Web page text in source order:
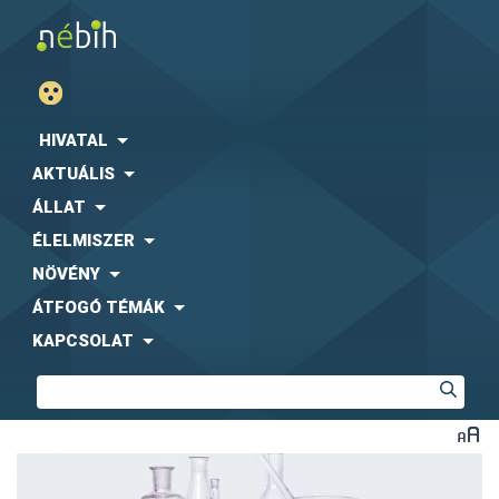
HIVATAL
AKTUÁLIS
ÁLLAT
ÉLELMISZER
NÖVÉNY
ÁTFOGÓ TÉMÁK
KAPCSOLAT